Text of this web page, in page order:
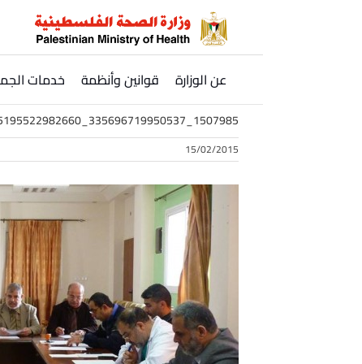
عن الوزارة قوانين وأنظمة خدمات
1507985_335696719950537_3419935195522982660_n
15/02/2015